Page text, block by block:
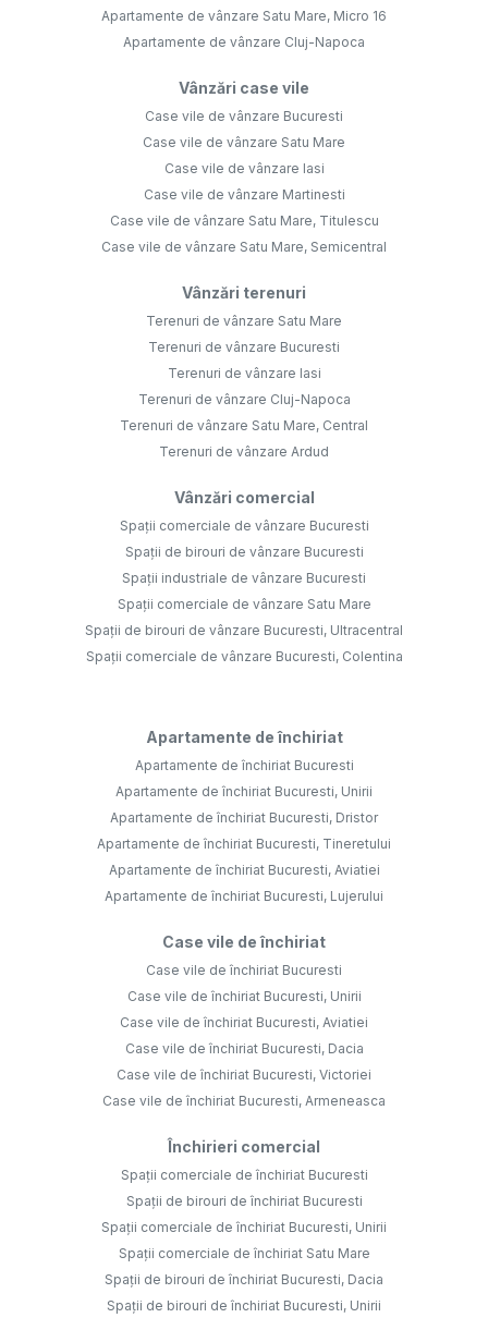
Apartamente de vânzare Satu Mare, Micro 16
Apartamente de vânzare Cluj-Napoca
Vânzări case vile
Case vile de vânzare Bucuresti
Case vile de vânzare Satu Mare
Case vile de vânzare Iasi
Case vile de vânzare Martinesti
Case vile de vânzare Satu Mare, Titulescu
Case vile de vânzare Satu Mare, Semicentral
Vânzări terenuri
Terenuri de vânzare Satu Mare
Terenuri de vânzare Bucuresti
Terenuri de vânzare Iasi
Terenuri de vânzare Cluj-Napoca
Terenuri de vânzare Satu Mare, Central
Terenuri de vânzare Ardud
Vânzări comercial
Spații comerciale de vânzare Bucuresti
Spații de birouri de vânzare Bucuresti
Spații industriale de vânzare Bucuresti
Spații comerciale de vânzare Satu Mare
Spații de birouri de vânzare Bucuresti, Ultracentral
Spații comerciale de vânzare Bucuresti, Colentina
Apartamente de închiriat
Apartamente de închiriat Bucuresti
Apartamente de închiriat Bucuresti, Unirii
Apartamente de închiriat Bucuresti, Dristor
Apartamente de închiriat Bucuresti, Tineretului
Apartamente de închiriat Bucuresti, Aviatiei
Apartamente de închiriat Bucuresti, Lujerului
Case vile de închiriat
Case vile de închiriat Bucuresti
Case vile de închiriat Bucuresti, Unirii
Case vile de închiriat Bucuresti, Aviatiei
Case vile de închiriat Bucuresti, Dacia
Case vile de închiriat Bucuresti, Victoriei
Case vile de închiriat Bucuresti, Armeneasca
Închirieri comercial
Spații comerciale de închiriat Bucuresti
Spații de birouri de închiriat Bucuresti
Spații comerciale de închiriat Bucuresti, Unirii
Spații comerciale de închiriat Satu Mare
Spații de birouri de închiriat Bucuresti, Dacia
Spații de birouri de închiriat Bucuresti, Unirii